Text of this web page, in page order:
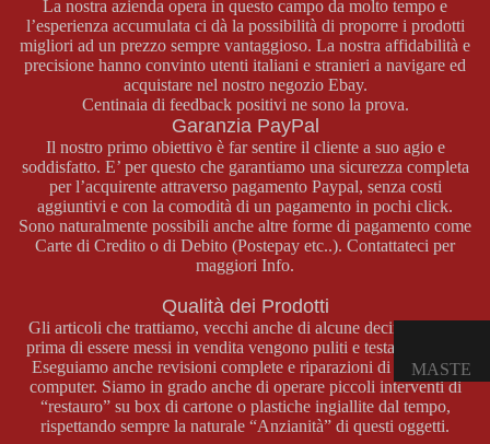
E
OPUSCO
LI
BOY
COLOR
CONSOL
E GAME
GIOCHI
BOY
COLOR
ACCESS
MASTE
R
SYSTE
La nostra azienda opera in questo campo da molto tempo e
l’esperienza accumulata ci dà la possibilità di proporre i prodotti
migliori ad un prezzo sempre vantaggioso. La nostra affidabilità e
precisione hanno convinto utenti italiani e stranieri a navigare ed
acquistare nel nostro negozio Ebay.
Centinaia di feedback positivi ne sono la prova.
Garanzia PayPal
Il nostro primo obiettivo è far sentire il cliente a suo agio e
soddisfatto. E’ per questo che garantiamo una sicurezza completa
per l’acquirente attraverso pagamento Paypal, senza costi
aggiuntivi e con la comodità di un pagamento in pochi click.
Sono naturalmente possibili anche altre forme di pagamento come
Carte di Credito o di Debito (Postepay etc..). Contattateci per
maggiori Info.
Qualità dei Prodotti
Gli articoli che trattiamo, vecchi anche di alcune decine d’anni,
prima di essere messi in vendita vengono puliti e testati a fondo.
Eseguiamo anche revisioni complete e riparazioni di console e
computer. Siamo in grado anche di operare piccoli interventi di
“restauro” su box di cartone o plastiche ingiallite dal tempo,
rispettando sempre la naturale “Anzianità” di questi oggetti.